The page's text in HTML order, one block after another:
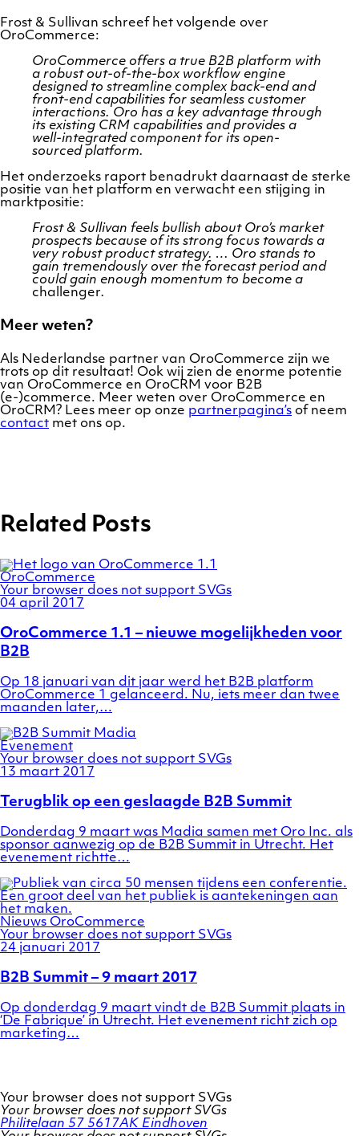
Frost & Sullivan schreef het volgende over
OroCommerce:
OroCommerce offers a true B2B platform with
a robust out-of-the-box workflow engine
designed to streamline complex back-end and
front-end capabilities for seamless customer
interactions. Oro has a key advantage through
its existing CRM capabilities and provides a
well-integrated component for its open-
sourced platform.
Het onderzoeks raport benadrukt daarnaast de sterke
positie van het platform en verwacht een stijging in
marktpositie:
Frost & Sullivan feels bullish about Oro’s market
prospects because of its strong focus towards a
very robust product strategy. … Oro stands to
gain tremendously over the forecast period and
could gain enough momentum to become a
challenger.
Meer weten?
Als Nederlandse partner van OroCommerce zijn we
trots op dit resultaat! Ook wij zien de enorme potentie
van OroCommerce en OroCRM voor B2B
(e-)commerce. Meer weten over OroCommerce en
OroCRM? Lees meer op onze partnerpagina’s of neem
contact met ons op.
Related Posts
OroCommerce
Your browser does not support SVGs
Posted
04 april 2017
OroCommerce 1.1 – nieuwe mogelijkheden voor
B2B
Op 18 januari van dit jaar werd het B2B platform
OroCommerce 1 gelanceerd. Nu, iets meer dan twee
maanden later,…
Evenement
Your browser does not support SVGs
Posted
13 maart 2017
Terugblik op een geslaagde B2B Summit
Donderdag 9 maart was Madia samen met Oro Inc. als
sponsor aanwezig op de B2B Summit in Utrecht. Het
evenement richtte…
Nieuws OroCommerce
Your browser does not support SVGs
Posted
24 januari 2017
B2B Summit – 9 maart 2017
Op donderdag 9 maart vindt de B2B Summit plaats in
‘De Fabrique’ in Utrecht. Het evenement richt zich op
marketing…
Your browser does not support SVGs
Your browser does not support SVGs
Philitelaan 57 5617AK Eindhoven